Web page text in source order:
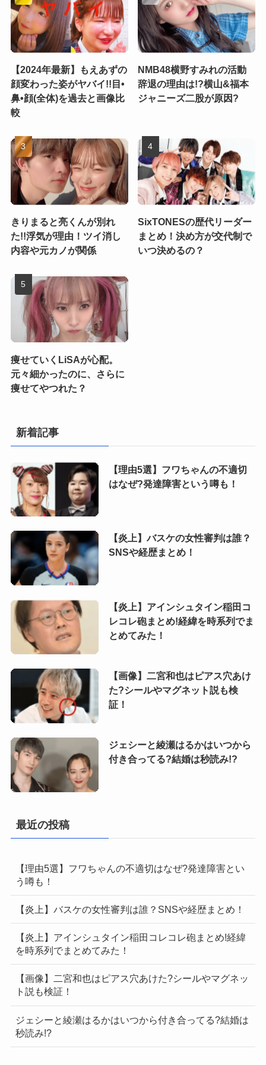
【2024年最新】もえあずの
顔変わった姿がヤバイ!!目•
鼻•顔(全体)を過去と画像比
較
NMB48横野すみれの活動
辞退の理由は!?横山&福本
ジャニーズ二股が原因?
きりまると亮くんが別れ
た!!浮気が理由！ツイ消し
内容や元カノが関係
SixTONESの歴代リーダー
まとめ！決め方が交代制で
いつ決めるの？
痩せていくLiSAが心配。
元々細かったのに、さらに
痩せてやつれた？
新着記事
【理由5選】フワちゃんの不適切
はなぜ?発達障害という噂も！
【炎上】バスケの女性審判は誰？
SNSや経歴まとめ！
【炎上】アインシュタイン稲田コ
レコレ砲まとめ!経緯を時系列でま
とめてみた！
【画像】二宮和也はピアス穴あけ
た?シールやマグネット説も検
証！
ジェシーと綾瀬はるかはいつから
付き合ってる?結婚は秒読み!?
最近の投稿
【理由5選】フワちゃんの不適切はなぜ?発達障害とい
う噂も！
【炎上】バスケの女性審判は誰？SNSや経歴まとめ！
【炎上】アインシュタイン稲田コレコレ砲まとめ!経緯
を時系列でまとめてみた！
【画像】二宮和也はピアス穴あけた?シールやマグネッ
ト説も検証！
ジェシーと綾瀬はるかはいつから付き合ってる?結婚は
秒読み!?